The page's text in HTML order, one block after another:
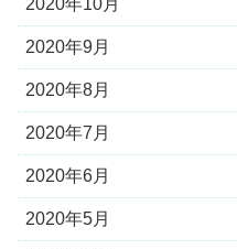
2020年9月
2020年8月
2020年7月
2020年6月
2020年5月